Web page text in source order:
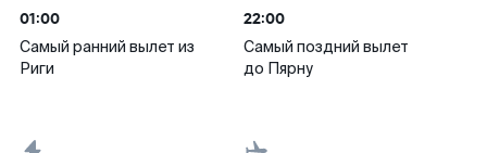
01:00
Самый ранний вылет из
Риги
22:00
Самый поздний вылет
до Пярну